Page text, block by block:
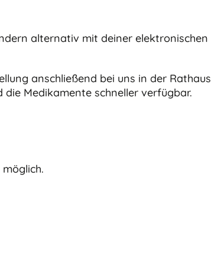
alternativ mit deiner elektronischen
anschließend bei uns in der Rathaus
Medikamente schneller verfügbar.